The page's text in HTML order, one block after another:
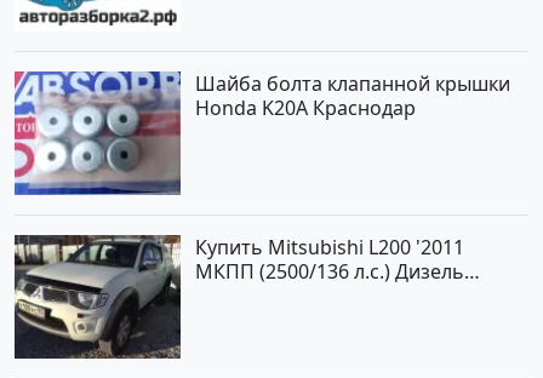
Шайба болта клапанной крышки
Honda K20A Краснодар
Купить Mitsubishi L200 '2011
МКПП (2500/136 л.с.) Дизель